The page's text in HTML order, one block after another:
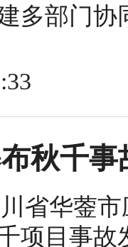
多部门
秋千
省华蓥
项目事